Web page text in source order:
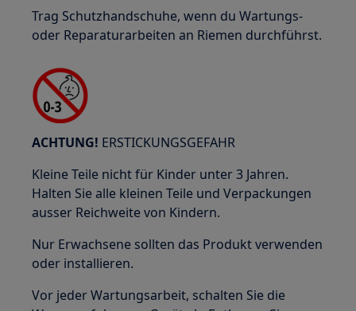
Trag Schutzhandschuhe, wenn du Wartungs-
oder Reparaturarbeiten an Riemen durchführst.
ACHTUNG! ERSTICKUNGSGEFAHR
Kleine Teile nicht für Kinder unter 3 Jahren.
Halten Sie alle kleinen Teile und Verpackungen
ausser Reichweite von Kindern.
Nur Erwachsene sollten das Produkt verwenden
oder installieren.
Vor jeder Wartungsarbeit, schalten Sie die